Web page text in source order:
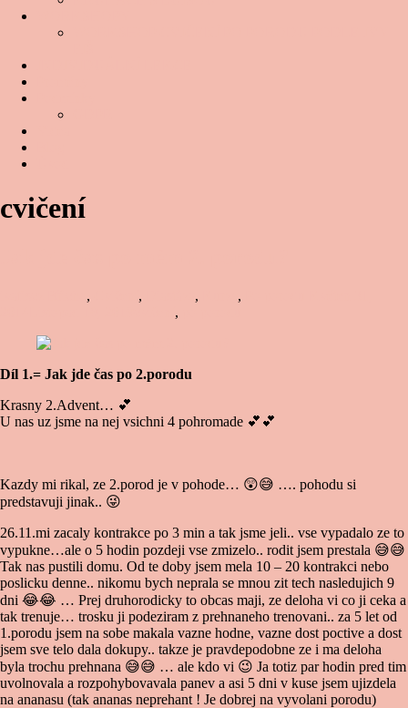
cvičení
, , , ,
,
Díl 1.= Jak jde čas po 2.porodu
Krasny 2.Advent… 💕
U nas uz jsme na nej vsichni 4 pohromade 💕 💕
Kazdy mi rikal, ze 2.porod je v pohode… 😲😅 …. pohodu si
predstavuji jinak.. 😜
26.11.mi zacaly kontrakce po 3 min a tak jsme jeli.. vse vypadalo ze to
vypukne…ale o 5 hodin pozdeji vse zmizelo.. rodit jsem prestala 😅😅
Tak nas pustili domu. Od te doby jsem mela 10 – 20 kontrakci nebo
poslicku denne.. nikomu bych neprala se mnou zit tech nasledujich 9
dni 😂😂 … Prej druhorodicky to obcas maji, ze deloha vi co ji ceka a
tak trenuje… trosku ji podeziram z prehnaneho trenovani.. za 5 let od
1.porodu jsem na sobe makala vazne hodne, vazne dost poctive a dost
jsem sve telo dala dokupy.. takze je pravdepodobne ze i ma deloha
byla trochu prehnana 😅😅 … ale kdo vi 😉 Ja totiz par hodin pred tim
uvolnovala a rozpohybovavala panev a asi 5 dni v kuse jsem ujizdela
na ananasu (tak ananas neprehant ! Je dobrej na vyvolani porodu)